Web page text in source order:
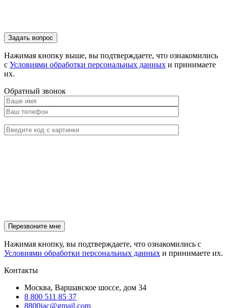
Нажимая кнопку выше, вы подтверждаете, что ознакомились
с Условиями обработки персональных данных и принимаете
их.
Обратный звонок
Нажимая кнопку, вы подтверждаете, что ознакомились с
Условиями обработки персональных данных и принимаете их.
Контакты
Москва, Варшавское шоссе, дом 34
8 800 511 85 37
8800jac@gmail.com